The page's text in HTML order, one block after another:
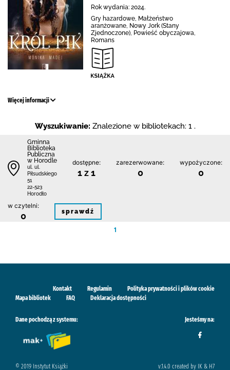
Rok wydania: 2024.
Gry hazardowe, Małżeństwo
aranżowane, Nowy Jork (Stany
Zjednoczone), Powieść obyczajowa,
Romans
Więcej informacji
Wyszukiwanie: Znalezione w bibliotekach: 1 .
Gminna
Biblioteka
Publiczna
w Horodle
ul. ul.
Piłsudskiego
51
22-523
Horodło
dostępne:
1 z 1
zarezerwowane:
0
wypożyczone:
0
w czytelni:
0 sprawdź
1
Kontakt Regulamin
Polityka prywatności i plików cookie
Mapa bibliotek
FAQ Deklaracja dostępności
Dane pochodzą z systemu: Jesteśmy na:
© 2019 Instytut Książki v.1.4.0 created by IK & H7